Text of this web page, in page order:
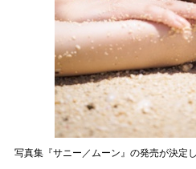
写真集『サニー／ムーン』の発売が決